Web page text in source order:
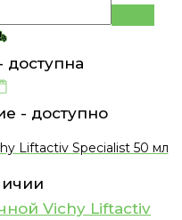
доступна
- доступно
Liftactiv Specialist 50 мл
Vichy Liftactiv